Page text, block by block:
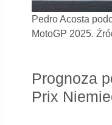
Pedro Acosta
MotoGP 2025.
Prognoza
Prix